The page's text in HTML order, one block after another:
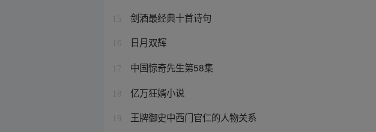
15 剑酒最经典十首诗句
16 日月双辉
17 中国惊奇先生第58集
18 亿万狂婿小说
19 王牌御史中西门官仁的人物关系